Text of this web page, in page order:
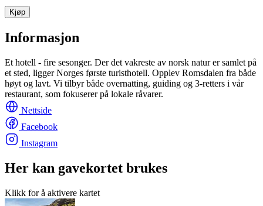
Kjøp
Informasjon
Et hotell - fire sesonger. Der det vakreste av norsk natur er samlet på
et sted, ligger Norges første turisthotell. Opplev Romsdalen fra både
høyt og lavt. Vi tilbyr både overnatting, guiding og 3-retters i vår
restaurant, som fokuserer på lokale råvarer.
Nettside
Facebook
Instagram
Her kan gavekortet brukes
Klikk for å aktivere kartet